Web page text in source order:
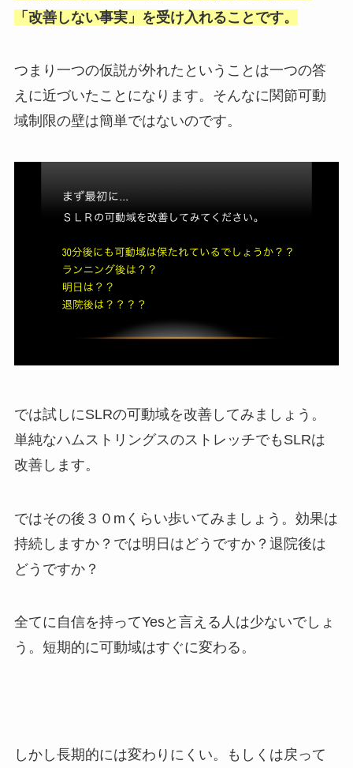
「改善しない事実」を受け入れることです。
つまり一つの仮説が外れたということは一つの答
えに近づいたことになります。そんなに関節可動
域制限の壁は簡単ではないのです。
では試しにSLRの可動域を改善してみましょう。
単純なハムストリングスのストレッチでもSLRは
改善します。
ではその後３０mくらい歩いてみましょう。効果は
持続しますか？では明日はどうですか？退院後は
どうですか？
全てに自信を持ってYesと言える人は少ないでしょ
う。短期的に可動域はすぐに変わる。
しかし長期的には変わりにくい。もしくは戻って